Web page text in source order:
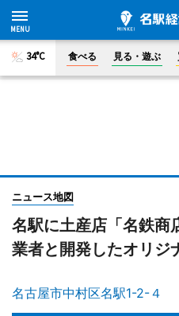
34°C 食べる 見る・遊ぶ
ニュース地図
名駅に土産店「名鉄
業者と開発したオリジ
名古屋市中村区名駅1-2-４